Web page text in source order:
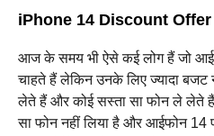
iPhone 14 Discount Offer
आज के समय भी ऐसे कई लोग हैं जो
चाहते हैं लेकिन उनके लिए ज्यादा बजट
लेते हैं और कोई सस्ता सा फोन ले लेते
सा फोन नहीं लिया है और आईफोन